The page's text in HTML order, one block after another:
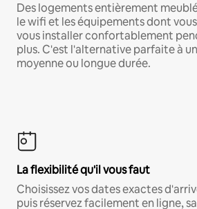
Des logements entièrement
le wifi et les équipements dont
vous installer confortablement
plus. C'est l'alternative parfaite à
moyenne ou longue durée.
La flexibilité qu'il vous faut
Choisissez vos dates exactes
puis réservez facilement en ligne,